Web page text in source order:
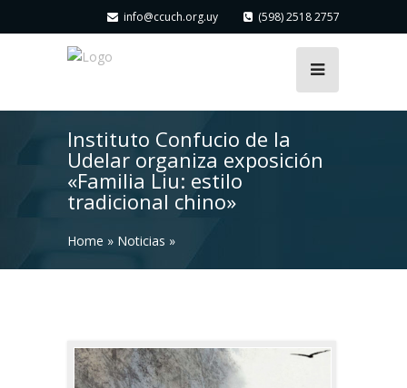
info@ccuch.org.uy (598) 2518 2757
Instituto Confucio de la
Udelar organiza exposición
«Familia Liu: estilo
tradicional chino»
Home » Noticias »